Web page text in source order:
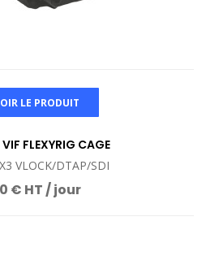
LE PRODUIT
FLEXYRIG CAGE
VLOCK/DTAP/SDI
€ HT / jour